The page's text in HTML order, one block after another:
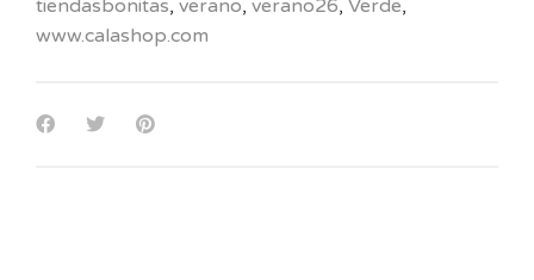
tiendasbonitas, verano, verano26, Verde,
www.calashop.com